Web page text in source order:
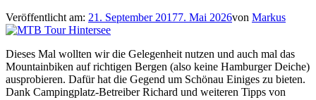
Veröffentlicht am: 21. September 20177. Mai 2026von Markus
Dieses Mal wollten wir die Gelegenheit nutzen und auch mal das
Mountainbiken auf richtigen Bergen (also keine Hamburger Deiche)
ausprobieren. Dafür hat die Gegend um Schönau Einiges zu bieten.
Dank Campingplatz-Betreiber Richard und weiteren Tipps von